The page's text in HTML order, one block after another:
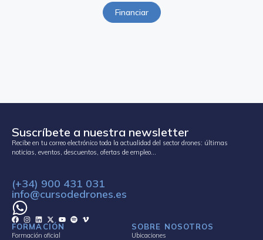
Financiar
Suscríbete a nuestra newsletter
Recibe en tu correo electrónico toda la actualidad del sector drones: últimas
noticias, eventos, descuentos, ofertas de empleo…
(+34) 900 431 031
info@cursodedrones.es
FORMACIÓN
Formación oficial
SOBRE NOSOTROS
Ubicaciones